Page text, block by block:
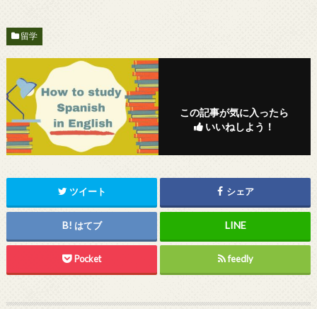
留学
この記事が気に入ったら
いいねしよう！
ツイート シェア
はてブ
Pocket feedly